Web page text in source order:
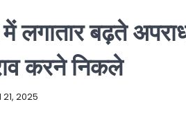
लगातार बढ़ते
करने निकले
2025